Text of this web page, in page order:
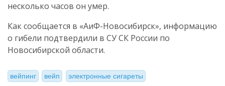
несколько часов он умер.
Как сообщается в «АиФ-Новосибирск», информацию
о гибели подтвердили в СУ СК России по
Новосибирской области.
вейпинг вейп электронные сигареты